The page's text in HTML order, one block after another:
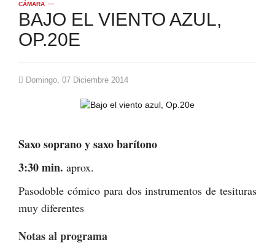
CÁMARA
BAJO EL VIENTO AZUL,
OP.20E
Domingo, 07 Diciembre 2014
Saxo soprano y saxo barítono
3:30 min. aprox.
Pasodoble cómico para dos instrumentos de tesituras
muy diferentes
Notas al programa